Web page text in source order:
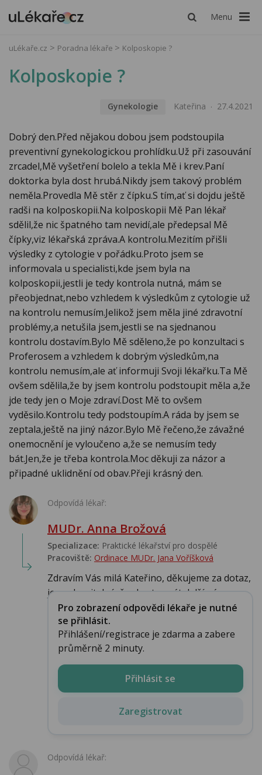
Menu
uLékaře.cz Poradna lékaře Kolposkopie ?
Kolposkopie ?
Gynekologie Kateřina 27.4.2021
Dobrý den.Před nějakou dobou jsem podstoupila
preventivní gynekologickou prohlídku.Už při zasouvání
zrcadel,Mě vyšetření bolelo a tekla Mě i krev.Paní
doktorka byla dost hrubá.Nikdy jsem takový problém
neměla.Provedla Mě stěr z čípku.S tím,ať si dojdu ještě
radši na kolposkopii.Na kolposkopii Mě Pan lékař
sdělil,že nic špatného tam nevidí,ale předepsal Mě
čípky,viz lékařská zpráva.A kontrolu.Mezitím přišli
výsledky z cytologie v pořádku.Proto jsem se
informovala u specialisti,kde jsem byla na
kolposkopii,jestli je tedy kontrola nutná, mám se
přeobjednat,nebo vzhledem k výsledkům z cytologie už
na kontrolu nemusím.Jelikož jsem měla jiné zdravotní
problémy,a netušila jsem,jestli se na sjednanou
kontrolu dostavím.Bylo Mě sděleno,že po konzultaci s
Proferosem a vzhledem k dobrým výsledkům,na
kontrolu nemusím,ale ať informuji Svoji lékařku.Ta Mě
ovšem sdělila,že by jsem kontrolu podstoupit měla a,že
jde tedy jen o Moje zdraví.Dost Mě to ovšem
vyděsilo.Kontrolu tedy podstoupím.A ráda by jsem se
zeptala,ještě na jiný názor.Bylo Mě řečeno,že závažné
onemocnění je vyloučeno a,že se nemusím tedy
bát.Jen,že je třeba kontrola.Moc děkuji za názor a
připadné uklidnění od obav.Přeji krásný den.
Odpovídá lékař:
MUDr. Anna Brožová
Specializace: Praktické lékařství pro dospělé
Pracoviště: Ordinace MUDr. Jana Voříšková
Zdravím Vás milá Kateřino, děkujeme za dotaz,
je pochopitelné, že chcete znát další názor...
Pro zobrazení odpovědi lékaře je nutné
se přihlásit.
Přihlášení/registrace je zdarma a zabere
průměrně 2 minuty.
Přihlásit se
Zaregistrovat
Odpovídá lékař: